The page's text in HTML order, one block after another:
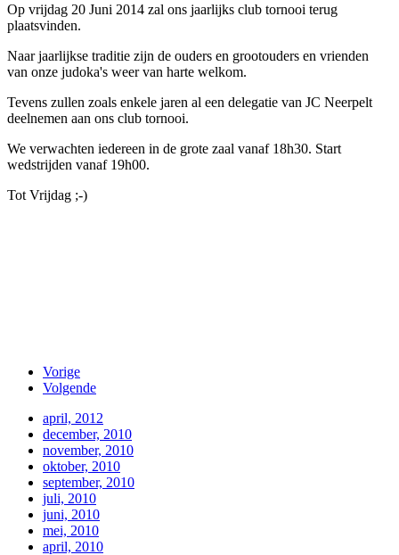
Op vrijdag 20 Juni 2014 zal ons jaarlijks club tornooi terug
plaatsvinden.
Naar jaarlijkse traditie zijn de ouders en grootouders en vrienden
van onze judoka's weer van harte welkom.
Tevens zullen zoals enkele jaren al een delegatie van JC Neerpelt
deelnemen aan ons club tornooi.
We verwachten iedereen in de grote zaal vanaf 18h30. Start
wedstrijden vanaf 19h00.
Tot Vrijdag ;-)
Vorige
Volgende
april, 2012
december, 2010
november, 2010
oktober, 2010
september, 2010
juli, 2010
juni, 2010
mei, 2010
april, 2010